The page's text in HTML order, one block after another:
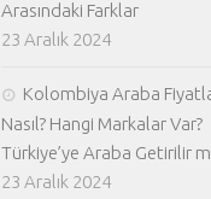
Arasındaki Farklar
23 Aralık 2024
Kolombiya Araba
Nasıl? Hangi Markalar Var?
Türkiye’ye Araba Getirilir
23 Aralık 2024